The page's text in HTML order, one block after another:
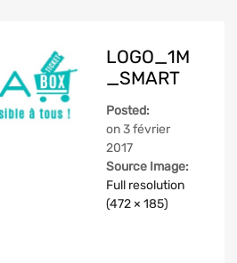
LOGO_1M
_SMART
Posted:
on3 février
2017
Source Image:
Full resolution
(472 × 185)